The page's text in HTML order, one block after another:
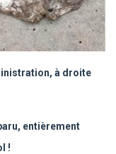
à droite
entièrement
!